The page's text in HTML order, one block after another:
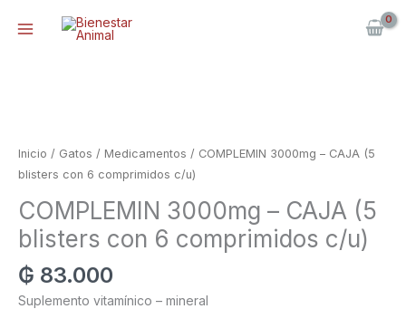
Inicio / Gatos / Medicamentos / COMPLEMIN 3000mg – CAJA (5
blisters con 6 comprimidos c/u)
COMPLEMIN 3000mg – CAJA (5
blisters con 6 comprimidos c/u)
₲ 83.000
Suplemento vitamínico – mineral
CAJA
(5
con
6
comprimidos
c/u)
cantidad